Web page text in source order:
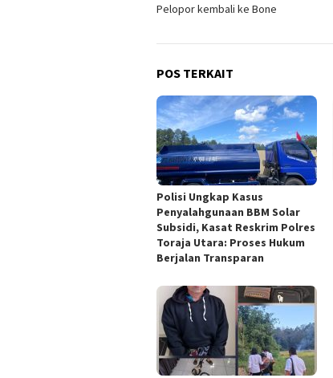
Pelopor kembali ke Bone
POS TERKAIT
Polisi Ungkap Kasus
Penyalahgunaan BBM Solar
Subsidi, Kasat Reskrim Polres
Toraja Utara: Proses Hukum
Berjalan Transparan